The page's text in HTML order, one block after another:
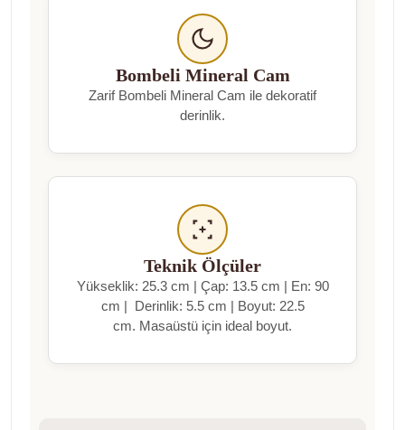
Bombeli Mineral Cam
Zarif Bombeli Mineral Cam ile dekoratif
derinlik.
Teknik Ölçüler
Yükseklik: 25.3 cm | Çap: 13.5 cm | En: 90
cm | Derinlik: 5.5 cm | Boyut: 22.5
cm. Masaüstü için ideal boyut.